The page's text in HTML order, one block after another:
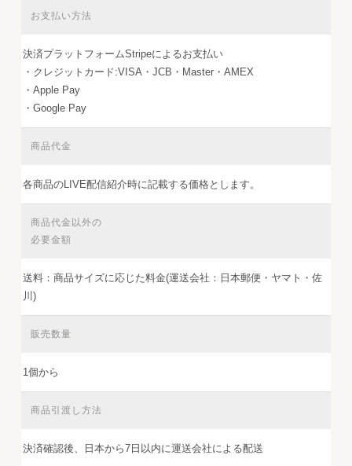
お支払い方法
決済プラットフォームStripeによるお支払い
・クレジットカード:VISA・JCB・Master・AMEX
・Apple Pay
・Google Pay
商品代金
各商品のLIVE配信紹介時に記載する価格とします。
商品代金以外の
必要金額
送料：商品サイズに応じた料金(運送会社：日本郵便・ヤマト・佐
川)
販売数量
1個から
商品引渡し方法
決済確認後、日本から7日以内に運送会社による配送